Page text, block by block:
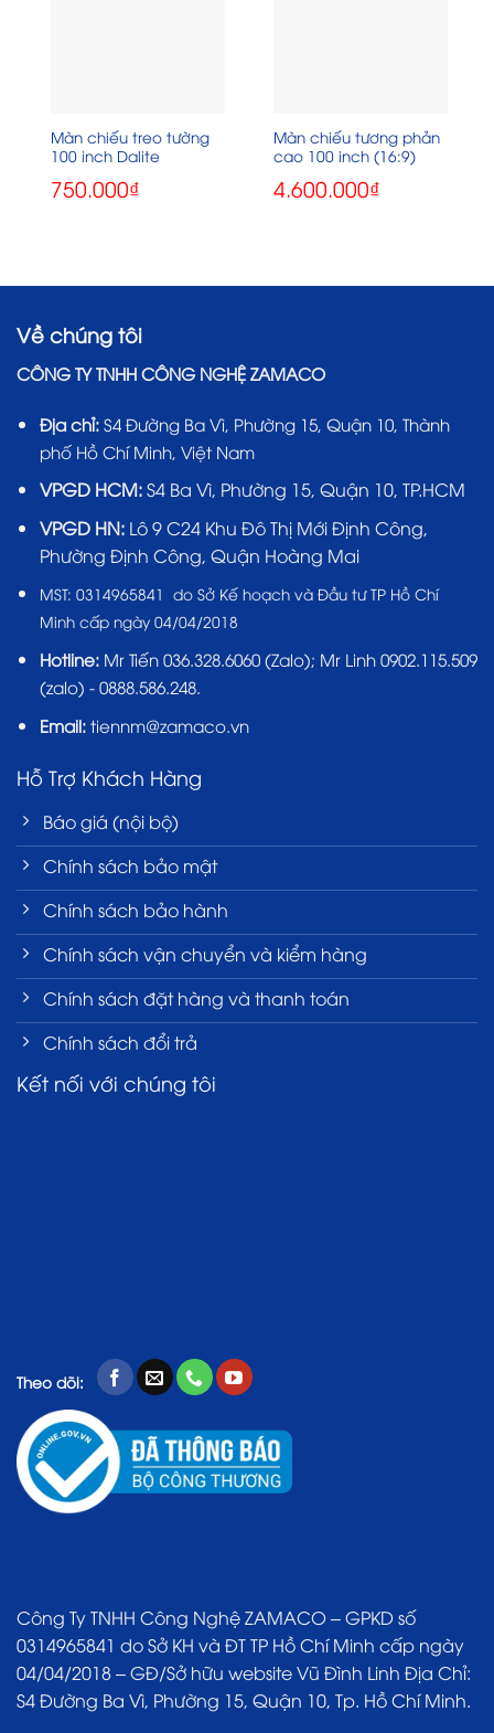
Màn chiếu treo tường
100 inch Dalite
750.000₫
Màn chiếu tương phản
cao 100 inch (16:9)
4.600.000₫
Về chúng tôi
CÔNG TY TNHH CÔNG NGHỆ ZAMACO
Địa chỉ: S4 Đường Ba Vì, Phường 15, Quận 10, Thành
phố Hồ Chí Minh, Việt Nam
VPGD HCM:S4 Ba Vì, Phường 15, Quận 10, TP.HCM
VPGD HN:Lô 9 C24 Khu Đô Thị Mới Định Công,
Phường Định Công, Quận Hoàng Mai
MST: 0314965841 do Sở Kế hoạch và Đầu tư TP Hồ Chí
Minh cấp ngày 04/04/2018
Hotline: Mr Tiến 036.328.6060(Zalo); Mr Linh 0902.115.509
(zalo) - 0888.586.248.
Email:tiennm@zamaco.vn
Hỗ Trợ Khách Hàng
Báo giá (nội bộ)
Chính sách bảo mật
Chính sách bảo hành
Chính sách vận chuyển và kiểm hàng
Chính sách đặt hàng và thanh toán
Chính sách đổi trả
Kết nối với chúng tôi
Theo dõi:
Công Ty TNHH Công Nghệ ZAMACO – GPKD số
0314965841 do Sở KH và ĐT TP Hồ Chí Minh cấp ngày
04/04/2018 – GĐ/Sở hữu website Vũ Đình Linh Địa Chỉ:
S4 Đường Ba Vì, Phường 15, Quận 10, Tp. Hồ Chí Minh.